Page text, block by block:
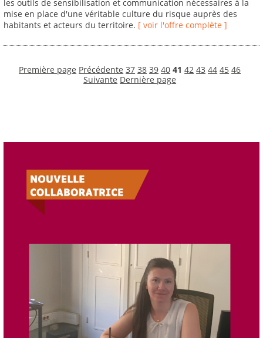
les outils de sensibilisation et communication nécessaires à la
mise en place d'une véritable culture du risque auprès des
habitants et acteurs du territoire. [ voir l'offre complète ]
Première page Précédente 37 38 39 40 41 42 43 44 45 46
Suivante Dernière page